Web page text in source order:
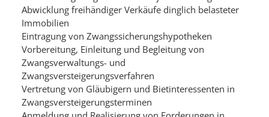
Abwicklung freihändiger Verkäufe dinglich belasteter
Immobilien
Eintragung von Zwangssicherungshypotheken
Vorbereitung, Einleitung und Begleitung von
Zwangsverwaltungs- und
Zwangsversteigerungsverfahren
Vertretung von Gläubigern und Bietinteressenten in
Zwangsversteigerungsterminen